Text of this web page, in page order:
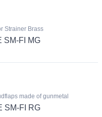
Strainer Brass
SM-FI MG
made of gunmetal
SM-FI RG